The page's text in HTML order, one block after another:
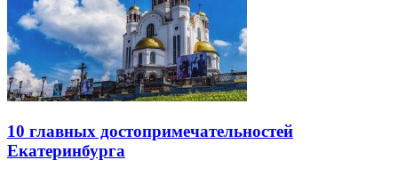
10 главных достопримечательностей
Екатеринбурга